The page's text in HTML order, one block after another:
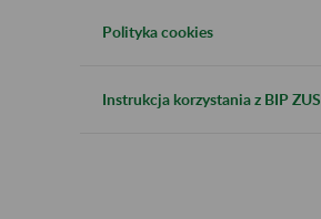
Polityka cookies
Instrukcja korzystania z BIP ZUS